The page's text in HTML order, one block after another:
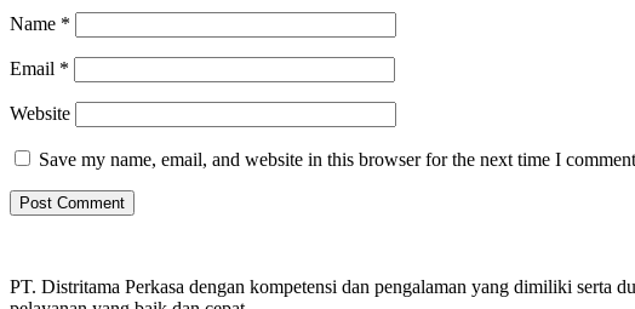
Name *
Email *
Website
Save my name, email, and website in this browser for the next time I
PT. Distritama Perkasa dengan kompetensi dan pengalaman yang dimiliki serta